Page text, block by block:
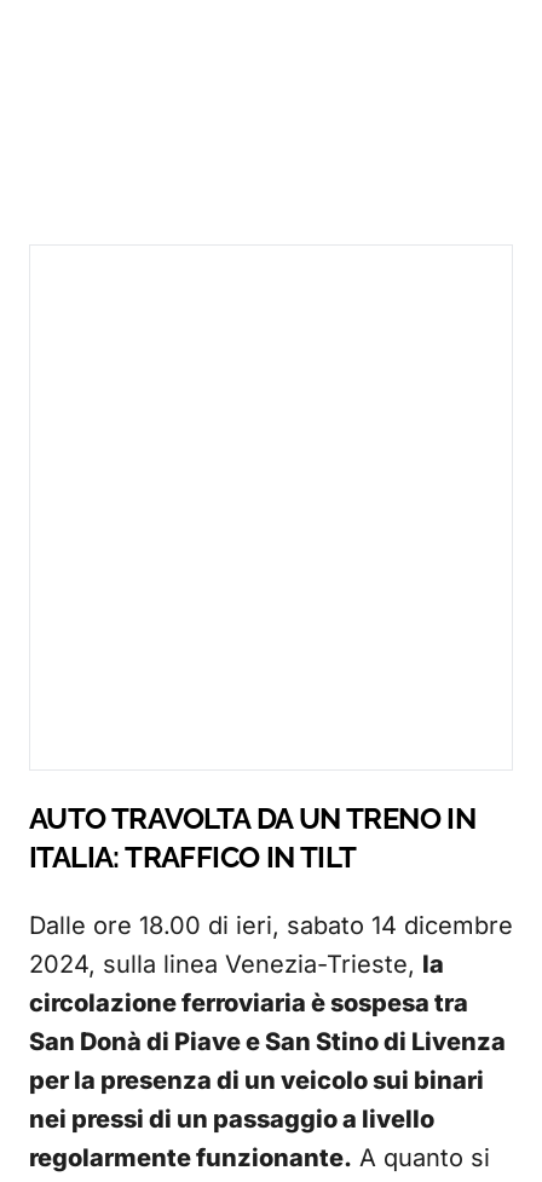
AUTO TRAVOLTA DA UN TRENO IN
ITALIA: TRAFFICO IN TILT
Dalle ore 18.00 di ieri, sabato 14 dicembre
2024, sulla linea Venezia-Trieste, la
circolazione ferroviaria è sospesa tra
San Donà di Piave e San Stino di Livenza
per la presenza di un veicolo sui binari
nei pressi di un passaggio a livello
regolarmente funzionante. A quanto si